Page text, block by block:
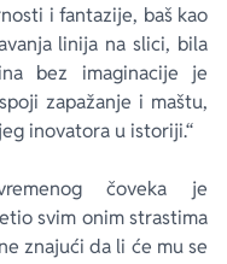
i fantazije, baš kao
linija na slici, bila
bez imaginacije je
zapažanje i maštu,
inovatora u istoriji.“
čoveka je
svim onim strastima
znajući da li će mu se